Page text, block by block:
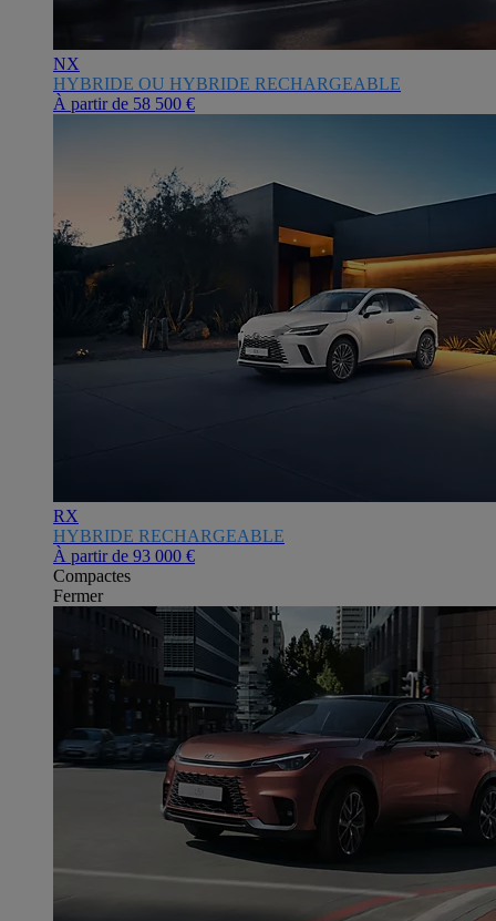
NX
HYBRIDE OU HYBRIDE RECHARGEABLE
À partir de 58 500 €
RX
HYBRIDE RECHARGEABLE
À partir de 93 000 €
Compactes
Fermer